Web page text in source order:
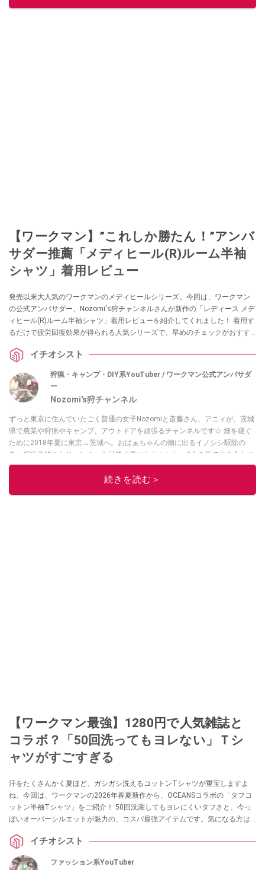
【ワークマン】”これしか勝たん！”アンバ
サダー推薦「メディヒール(R)ルーム半袖
シャツ」着用レビュー
発売以来大人気のワークマンのメディヒールシリーズ。今回は、ワークマン
の公式アンバサダー、Nozomi's狩チャンネルさんが新作の「レディース メデ
ィヒール(R)ルーム半袖シャツ」着用レビューを紹介してくれました！ 着用す
るだけで疲労回復効果が得られる人気シリーズで、早めのチェックがおすす
イチオシスト
狩猟・キャンプ・DIY系YouTuber / ワークマン公式アンバサダ
ー
Nozomi's狩チャンネル
ずっと東京に住んでいたごく普通の女子Nozomiと斎藤さん、アニィが、茨城
県で農業や狩猟やキャンプ、アウトドアを頑張るチャンネルです☆ 畑を継ぐ
ために2018年夏に東京→茨城へ。おばぁちゃんの畑に出るイノシシ駆除の
為、狩猟免許をとりハンターを目指す事になりました。3人の孫で力を合わせ
て頑張ります！ 私達は趣味で狩猟をする”トロフィー・ハンティング”をする
気はありません。おばあちゃんの畑を守りたい！ 地元の農家さんを守りた
続きを読む＞
【ワークマン最強】1280円で人気雑誌と
コラボ？「50回洗ってもヨレない」Ｔシ
ャツがすごすぎる
汗をたくさんかく夏ほど、ガシガシ洗えるコットンTシャツが重宝しますよ
ね。今回は、ワークマンの2026年春夏新作から、OCEANSコラボの「タフコ
ットン半袖Tシャツ」をご紹介！ 50回洗濯してもヨレにくいタフさと、今っ
ぽいオーバーシルエットが魅力の、コスパ最強アイテムです。気になる方は
イチオシスト
ファッション系YouTuber